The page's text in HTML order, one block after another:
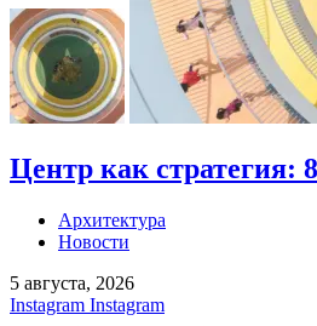
Центр как стратегия:
Архитектура
Новости
5 августа, 2026
Instagram Instagram